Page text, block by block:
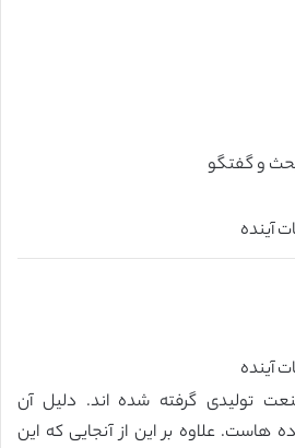
تولیدی گرفته شده اند. دلیل آن
علاوه بر این از آنجایی که این